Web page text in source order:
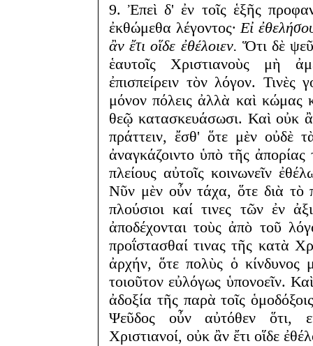
9. Ἐπεὶ δ' ἐν τοῖς ἑξῆς
ἐκθώμεθα λέγοντος·Εἰ
ἂν ἔτι οἵδε ἐθέλοιεν. Ὅτι δὲ
ἑαυτοῖς Χριστιανοὺς μὴ
ἐπισπείρειν τὸν λόγον. Τινὲς
μόνον πόλεις ἀλλὰ καὶ κώμας
θεῷ κατασκευάσωσι. Καὶ οὐκ
πράττειν, ἔσθ' ὅτε μὲν οὐδὲ
ἀναγκάζοιντο ὑπὸ τῆς
πλείους αὐτοῖς κοινωνεῖν
Νῦν μὲν οὖν τάχα, ὅτε διὰ τὸ
πλούσιοι καί τινες τῶν ἐν
ἀποδέχονται τοὺς ἀπὸ τοῦ
προΐστασθαί τινας τῆς κατὰ
ἀρχήν, ὅτε πολὺς ὁ κίνδυνος
τοιοῦτον εὐλόγως ὑπονοεῖν.
ἀδοξία τῆς παρὰ τοῖς
Ψεῦδος οὖν αὐτόθεν ὅτι,
Χριστιανοί, οὐκ ἂν ἔτι οἵδε